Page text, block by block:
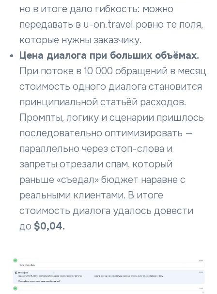
но в итоге дало гибкость: можно
передавать в u-on.travel ровно те поля,
которые нужны заказчику.
Цена диалога при больших объёмах.
При потоке в 10 000 обращений в месяц
стоимость одного диалога становится
принципиальной статьёй расходов.
Промпты, логику и сценарии пришлось
последовательно оптимизировать —
параллельно через стоп-слова и
запреты отрезали спам, который
раньше «съедал» бюджет наравне с
реальными клиентами. В итоге
стоимость диалога удалось довести
до $0,04.